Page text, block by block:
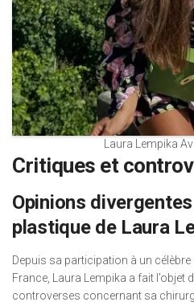
Laura Lempika
Critiques et
Opinions
plastique de Laura
Depuis sa participation à un célèbre
France, Laura Lempika a fait
controverses concernant sa